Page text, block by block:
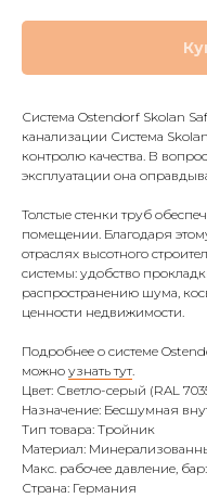
Система Ostendorf Skolan
канализации Система
контролю качества. В
эксплуатации она
Толстые стенки труб
помещении. Благодаря
отраслях высотного
системы: удобство
распространению шума,
ценности недвижимости.
Подробнее о системе
можно узнать тут.
Цвет: Светло-серый (RAL
Назначение: Бесшумная
Тип товара: Тройник
Материал:
Макс. рабочее давление,
Страна: Германия